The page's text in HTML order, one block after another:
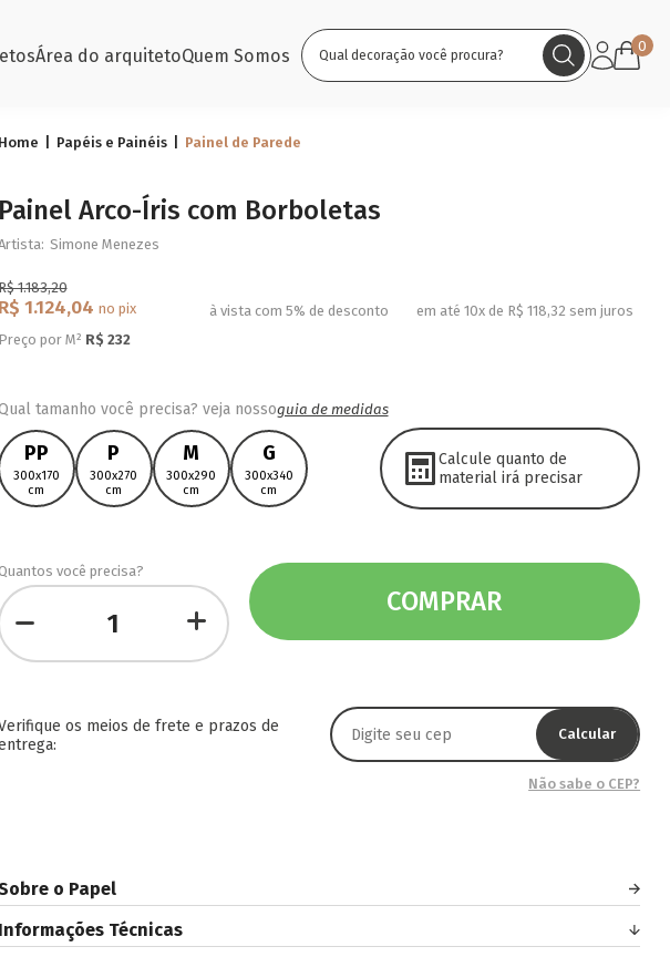
Área do arquitetoQuem Somos 0
Home Papéis e Painéis Painel de Parede
Painel Arco-Íris com Borboletas
Simone Menezes
1.183,20
R$ 1.124,04 no pix à vista com 5% de desconto
em até 10x de R$ 118,32 sem juros
Preço por M² R$ 232
tamanho você precisa? veja nossoguia de medidas
PP
300x170
cm
P
300x270
cm
M
300x290
cm
G
300x340
cm
Calcule quanto de
material irá precisar
você precisa?
COMPRAR
os meios de frete e prazos de
Calcular
Não sabe o CEP?
o Papel
Informações Técnicas